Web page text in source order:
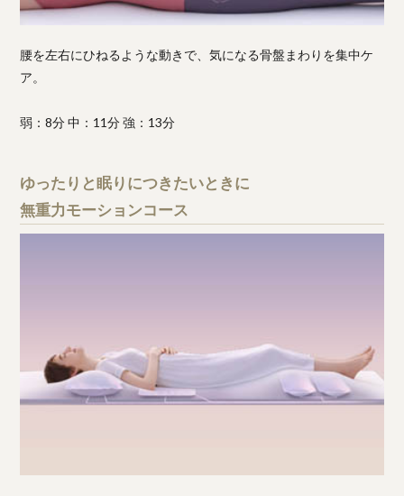
腰を左右にひねるような動きで、気になる骨盤まわりを集中ケ
ア。
弱：8分 中：11分 強：13分
ゆったりと眠りにつきたいときに
無重力モーションコース